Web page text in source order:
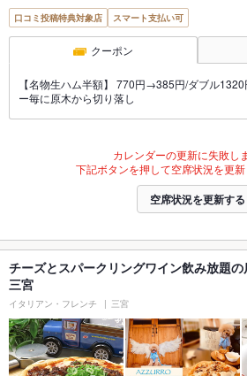
口コミ投稿特典対象店 スマート支払い可
クーポン
【名物生ハム半額】 770円→385円/ダブル
ー毎に原木から切り落し
カレンダーの更新に失敗し
下記ボタンを押して空席状況を更新
空席状況を更新する
チーズとスパークリングワイン飲み放題
三宮
イタリアン・フレンチ 三宮